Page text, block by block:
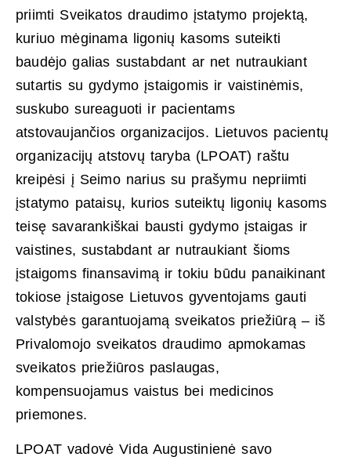
priimti Sveikatos draudimo įstatymo projektą,
kuriuo mėginama ligonių kasoms suteikti
baudėjo galias sustabdant ar net nutraukiant
sutartis su gydymo įstaigomis ir vaistinėmis,
suskubo sureaguoti ir pacientams
atstovaujančios organizacijos. Lietuvos pacientų
organizacijų atstovų taryba (LPOAT) raštu
kreipėsi į Seimo narius su prašymu nepriimti
įstatymo pataisų, kurios suteiktų ligonių kasoms
teisę savarankiškai bausti gydymo įstaigas ir
vaistines, sustabdant ar nutraukiant šioms
įstaigoms finansavimą ir tokiu būdu panaikinant
tokiose įstaigose Lietuvos gyventojams gauti
valstybės garantuojamą sveikatos priežiūrą – iš
Privalomojo sveikatos draudimo apmokamas
sveikatos priežiūros paslaugas,
kompensuojamus vaistus bei medicinos
priemones.
LPOAT vadovė Vida Augustinienė savo